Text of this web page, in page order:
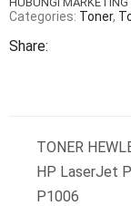
Categories: Toner,
Share:
TONER
HP LaserJet
P1006